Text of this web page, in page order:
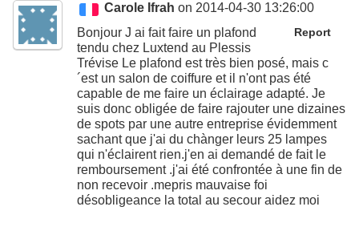
Carole Ifrah on 2014-04-30 13:26:00
Report
Bonjour J ai fait faire un plafond
tendu chez Luxtend au Plessis
Trévise Le plafond est très bien posé, mais c
´est un salon de coiffure et il n'ont pas été
capable de me faire un éclairage adapté. Je
suis donc obligée de faire rajouter une dizaines
de spots par une autre entreprise évidemment
sachant que j'ai du chànger leurs 25 lampes
qui n'éclairent rien.j'en ai demandé de fait le
remboursement .j'ai été confrontée à une fin de
non recevoir .mepris mauvaise foi
désobligeance la total au secour aidez moi